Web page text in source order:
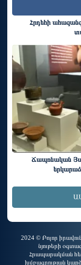
Հրդեհի
Ճապոնական
2024 © Բոլոր
նյութերի
Հրապարակման
խմբագրության